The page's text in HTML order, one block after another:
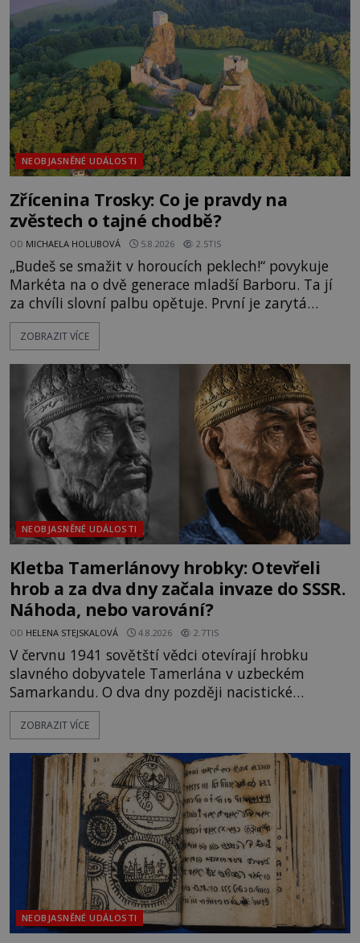
následovat. Vstupujeme na pláž Dumas ve městě
Surat. Gu
NEOBJASNĚNÉ UDÁLOSTI
Zřícenina Trosky: Co je pravdy na
zvěstech o tajné chodbě?
OD MICHAELA HOLUBOVÁ 5.8.2026 2.5TIS
„Budeš se smažit v horoucích peklech!“ povykuje
Markéta na o dvě generace mladší Barboru. Ta jí
za chvíli slovní palbu opětuje. První je zarytá
katolička, druhá přesvědčená kališnice. A každá z
nich se usídlí na jedné z věží slavného hradu
mezi vůdce protihusitského boje. Za manželku má
skutečně jistou
ZOBRAZIT VÍCE
NEOBJASNĚNÉ UDÁLOSTI
Kletba Tamerlánovy hrobky: Otevřeli
hrob a za dva dny začala invaze do SSSR.
Náhoda, nebo varování?
OD HELENA STEJSKALOVÁ 4.8.2026 2.7TIS
V červnu 1941 sovětští vědci otevírají hrobku
slavného dobyvatele Tamerlána v uzbeckém
Samarkandu. O dva dny později nacistické
Německo zahajuje operaci Barbarossa a napadá
Sovětský svaz. Shoda dat je natolik zarážející, že se
na legendě něco pravdy, nebo jde jen o fascinující
souhru okolností? Když antropolog Michail
Gerasimov (1907-1970) a
ZOBRAZIT VÍCE
NEOBJASNĚNÉ UDÁLOSTI